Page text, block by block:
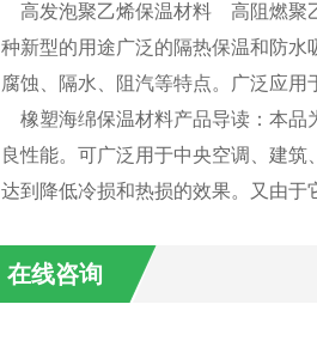
高发泡聚乙烯保温材料 高阻燃聚
种新型的用途广泛的隔热保温和防
腐蚀、隔水、阻汽等特点。广泛应用
橡塑海绵保温材料产品导读：本品
良性能。可广泛用于中央空调、建
达到降低冷损和热损的效果。又由于
在线咨询